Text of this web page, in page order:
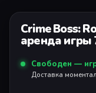
Crime Boss:
аренда игры
Свободен —
Доставка